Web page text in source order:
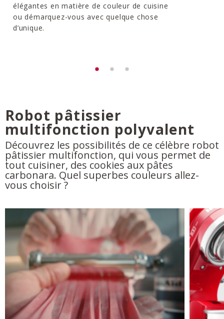
élégantes en matière de couleur de cuisine
ou démarquez-vous avec quelque chose
d’unique.
Robot pâtissier
multifonction polyvalent
Découvrez les possibilités de ce célèbre robot
pâtissier multifonction, qui vous permet de
tout cuisiner, des cookies aux pâtes
carbonara. Quel superbes couleurs allez-
vous choisir ?